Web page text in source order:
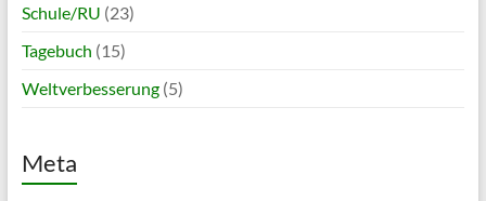
Schule/RU (23)
Tagebuch (15)
Weltverbesserung(5)
Meta